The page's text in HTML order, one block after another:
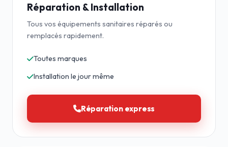
Réparation & Installation
Tous vos équipements sanitaires réparés ou
remplacés rapidement.
Toutes marques
Installation le jour même
Réparation express